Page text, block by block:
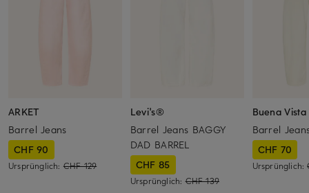
ARKET
Barrel Jeans
CHF 90
Ursprünglich: CHF 129
Levi's®
Barrel Jeans BAGGY
DAD BARREL
CHF 85
Ursprünglich:CHF 139
Buena Vista
Barrel
CHF 70
Ursprünglich: